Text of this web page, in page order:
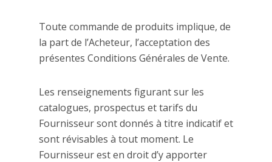
Toute commande de produits implique, de
la part de l’Acheteur, l’acceptation des
présentes Conditions Générales de Vente.
Les renseignements figurant sur les
catalogues, prospectus et tarifs du
Fournisseur sont donnés à titre indicatif et
sont révisables à tout moment. Le
Fournisseur est en droit d’y apporter